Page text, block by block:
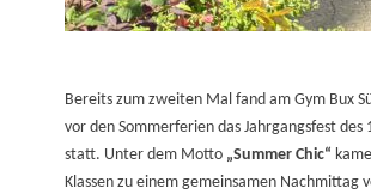
Bereits zum zweiten Mal fand am Gym Bux
vor den Sommerferien das Jahrgangsfest des
statt. Unter dem Motto „Summer Chic“
Klassen zu einem gemeinsamen Nachmittag